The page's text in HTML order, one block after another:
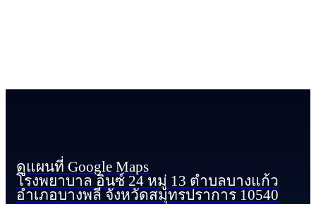
ดูแผนที่ Google Maps
โรงพยาบาล อินซ์ 24 หมู่ 13 ตำบลบางแก้ว
อำเภอบางพลี จังหวัดสมุทรปราการ 10540